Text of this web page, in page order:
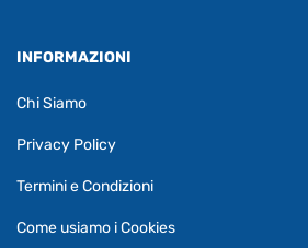
INFORMAZIONI
Chi Siamo
Privacy Policy
Termini e Condizioni
Come usiamo i Cookies